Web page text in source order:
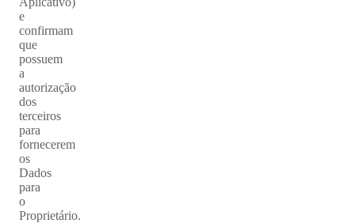
e
confirmam
que
possuem
a
autorização
dos
terceiros
para
fornecerem
os
Dados
para
o
Proprietário.